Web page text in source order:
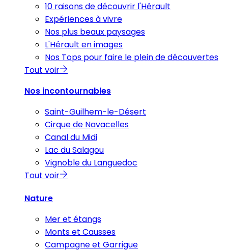
10 raisons de découvrir l'Hérault
Expériences à vivre
Nos plus beaux paysages
L'Hérault en images
Nos Tops pour faire le plein de découvertes
Tout voir
Nos incontournables
Saint-Guilhem-le-Désert
Cirque de Navacelles
Canal du Midi
Lac du Salagou
Vignoble du Languedoc
Tout voir
Nature
Mer et étangs
Monts et Causses
Campagne et Garrigue